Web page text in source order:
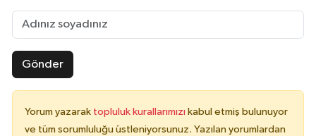
Gönder
Yorum yazarak topluluk kurallarımızı kabul etmiş bulunuyor
ve tüm sorumluluğu üstleniyorsunuz. Yazılan yorumlardan